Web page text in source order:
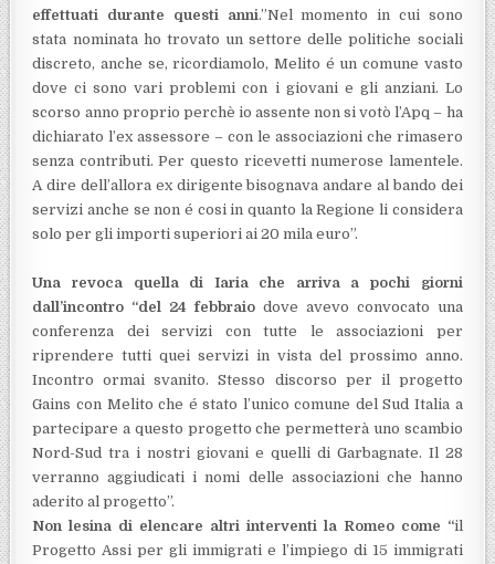
effettuati durante questi anni.”Nel momento in cui sono
stata nominata ho trovato un settore delle politiche sociali
discreto, anche se, ricordiamolo, Melito é un comune vasto
dove ci sono vari problemi con i giovani e gli anziani. Lo
scorso anno proprio perchè io assente non si votò l’Apq – ha
dichiarato l’ex assessore – con le associazioni che rimasero
senza contributi. Per questo ricevetti numerose lamentele.
A dire dell’allora ex dirigente bisognava andare al bando dei
servizi anche se non é cosi in quanto la Regione li considera
solo per gli importi superiori ai 20 mila euro”.
Una revoca quella di Iaria che arriva a pochi giorni
dall’incontro “del 24 febbraio dove avevo convocato una
conferenza dei servizi con tutte le associazioni per
riprendere tutti quei servizi in vista del prossimo anno.
Incontro ormai svanito. Stesso discorso per il progetto
Gains con Melito che é stato l’unico comune del Sud Italia a
partecipare a questo progetto che permetterà uno scambio
Nord-Sud tra i nostri giovani e quelli di Garbagnate. Il 28
verranno aggiudicati i nomi delle associazioni che hanno
aderito al progetto”.
Non lesina di elencare altri interventi la Romeo come “il
Progetto Assi per gli immigrati e l’impiego di 15 immigrati